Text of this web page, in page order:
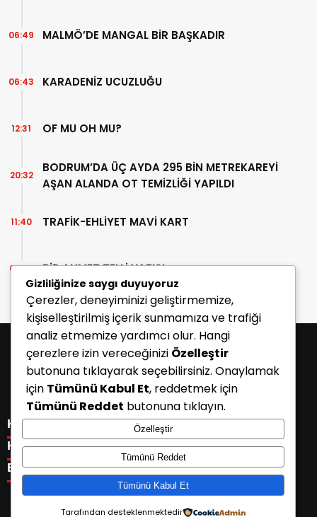
MALMÖ’DE MANGAL BİR BAŞKADIR
06:49
KARADENİZ UCUZLUĞU
06:43
OF MU OH MU?
12:31
BODRUM’DA ÜÇ AYDA 295 BİN METREKAREYİ
AŞAN ALANDA OT TEMİZLİĞİ YAPILDI
20:32
TRAFİK-EHLİYET MAVİ KART
11:40
BİR AHMET TELLİ YAZISI
07:30
KATEGORİLER
Menü seçimi yapın. WP-ADMIN → Görünüm → Menüler
sayfasından menü eşleştirmesi yapınız.
KISAYOLLAR
Menü seçimi yapın. WP-ADMIN → Görünüm → Menüler
sayfasından menü eşleştirmesi yapınız.
E-BÜLTEN
Gizliliğinize saygı duyuyoruz
Çerezler, deneyiminizi geliştirmemize,
kişiselleştirilmiş içerik sunmamıza ve trafiği
analiz etmemize yardımcı olur. Hangi
çerezlere izin vereceğinizi Özelleştir
butonuna tıklayarak seçebilirsiniz. Onaylamak
için Tümünü Kabul Et, reddetmek için
Tümünü Reddet butonuna tıklayın.
Özelleştir
Tümünü Reddet
Tümünü Kabul Et
Tarafından desteklenmektedir